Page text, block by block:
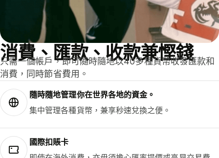
消費、匯款、收款兼慳錢
只需一個帳戶，即可隨時隨地以40多種貨幣收發匯款和
消費，同時節省費用。
隨時隨地管理你在世界各地的資金。
集中管理各種貨幣，兼享秒速兌換之便。
國際扣賬卡